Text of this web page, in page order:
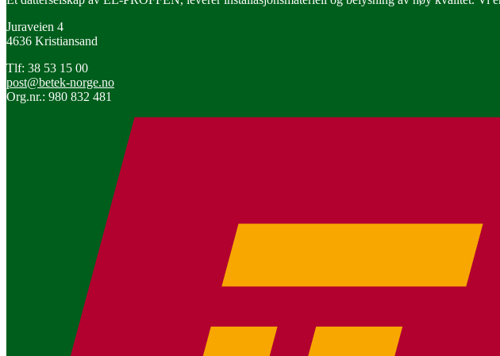
Juraveien 4
4636 Kristiansand
Tlf: 38 53 15 00
post@betek-norge.no
Org.nr.: 980 832 481